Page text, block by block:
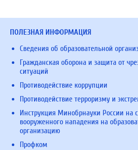
ПОЛЕЗНАЯ ИНФОРМАЦИЯ
Сведения об образовательной
Гражданская оборона и защита от
ситуаций
Противодействие коррупции
Противодействие терроризму и
Инструкция Минобрнауки России на
вооруженного нападения на
организацию
Профком